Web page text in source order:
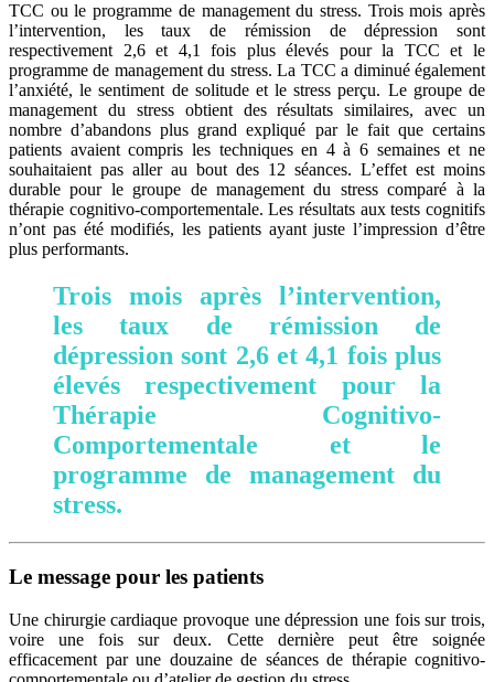
TCC ou le programme de management du stress. Trois mois après
l’intervention, les taux de rémission de dépression sont
respectivement 2,6 et 4,1 fois plus élevés pour la TCC et le
programme de management du stress. La TCC a diminué également
l’anxiété, le sentiment de solitude et le stress perçu. Le groupe de
management du stress obtient des résultats similaires, avec un
nombre d’abandons plus grand expliqué par le fait que certains
patients avaient compris les techniques en 4 à 6 semaines et ne
souhaitaient pas aller au bout des 12 séances. L’effet est moins
durable pour le groupe de management du stress comparé à la
thérapie cognitivo-comportementale. Les résultats aux tests cognitifs
n’ont pas été modifiés, les patients ayant juste l’impression d’être
plus performants.
Trois mois après l’intervention,
les taux de rémission de
dépression sont 2,6 et 4,1 fois plus
élevés respectivement pour la
Thérapie Cognitivo-
Comportementale et le
programme de management du
stress.
Le message pour les patients
Une chirurgie cardiaque provoque une dépression une fois sur trois,
voire une fois sur deux. Cette dernière peut être soignée
efficacement par une douzaine de séances de thérapie cognitivo-